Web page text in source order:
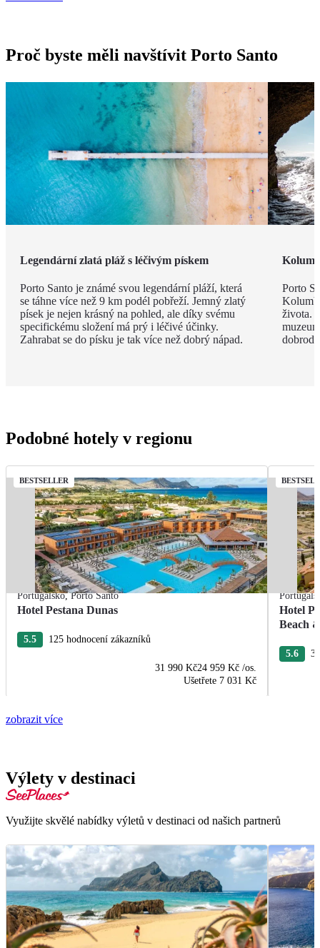
Proč byste měli navštívit Porto Santo
Legendární zlatá pláž s léčivým pískem
Porto Santo je známé svou legendární pláží, která
se táhne více než 9 km podél pobřeží. Jemný zlatý
písek je nejen krásný na pohled, ale díky svému
specifickému složení má prý i léčivé účinky.
Zahrabat se do písku je tak více než dobrý nápad.
Porto
života.
Podobné hotely v regionu
BESTSELLER
Portugalsko,Porto Santo
Hotel Pestana Dunas
5.5 125 hodnocení zákazníků
31 990 Kč24 959 Kč /os.
Ušetřete 7 031 Kč
Hotel
Beach
5.6
zobrazit více
Výlety v destinaci
Využijte skvělé nabídky výletů v destinaci od našich partnerů